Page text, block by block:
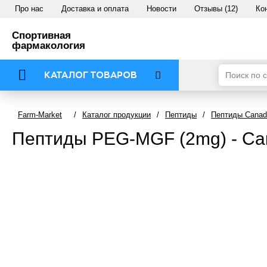
Про нас Доставка и оплата Новости Отзывы (12)
Спортивная
фармакология
КАТАЛОГ ТОВАРОВ
Farm-Market / Каталог продукции / Пептиды / Пептиды
Пептиды PEG-MGF (2mg) -